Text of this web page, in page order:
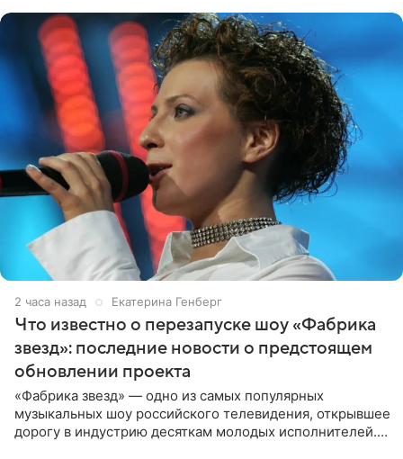
2 часа назад Екатерина Генберг
Что известно о перезапуске шоу «Фабрика
звезд»: последние новости о предстоящем
обновлении проекта
«Фабрика звезд» — одно из самых популярных
музыкальных шоу российского телевидения, открывшее
дорогу в индустрию десяткам молодых исполнителей.